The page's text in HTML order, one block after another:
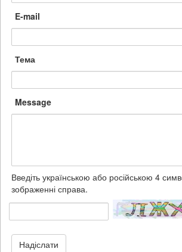
E-mail
Тема
Message
Введіть українською або російською 4
зображенні справа.
Надіслати